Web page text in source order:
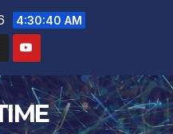
4:30:41 AM